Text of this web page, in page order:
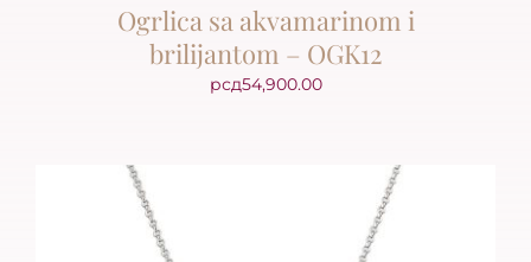
Ogrlica sa akvamarinom i
brilijantom – OGK12
рсд54,900.00